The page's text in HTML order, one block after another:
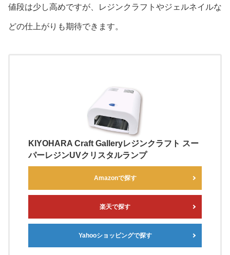
値段は少し高めですが、レジンクラフトやジェルネイルな
どの仕上がりも期待できます。
KIYOHARA Craft Galleryレジンクラフト スー
パーレジンUVクリスタルランプ
Amazonで探す
楽天で探す
Yahooショッピングで探す